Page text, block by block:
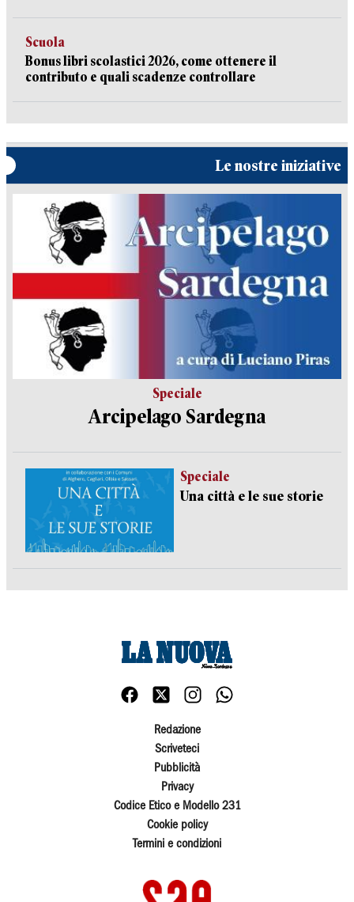
Scuola
Bonus libri scolastici 2026, come ottenere il
contributo e quali scadenze controllare
Le nostre iniziative
Speciale
Arcipelago Sardegna
Speciale
Una città e le sue storie
Redazione
Scriveteci
Pubblicità
Privacy
Codice Etico e Modello 231
Cookie policy
Termini e condizioni